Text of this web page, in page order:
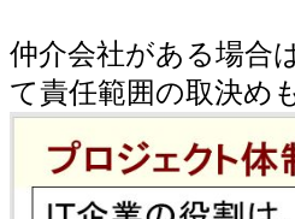
仲介会社がある場合
て責任範囲の取決め